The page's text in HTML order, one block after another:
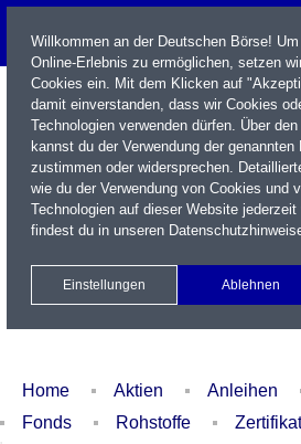
Name / WKN / ISIN / Kürzel
Newsletter Kontakt
Xetra Realtime
Watchlist
Home Aktien Anleihen
Fonds
Rohstoffe
Willkommen an der Deutschen Börse!
Online-Erlebnis zu ermöglichen, setzen
Cookies ein. Mit dem Klicken auf
damit einverstanden, dass wir Cookies
Technologien verwenden dürfen. Über
kannst du der Verwendung der
zustimmen oder widersprechen.
wie du der Verwendung von Cookies und
Technologien auf dieser Website
findest du in unseren
Einstellungen Ablehnen